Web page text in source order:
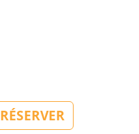
RÉSERVER